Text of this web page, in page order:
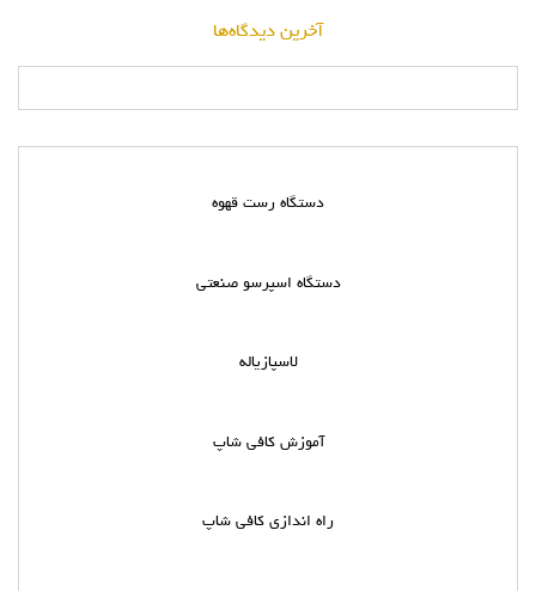
آخرین دیدگاه‌ها
دستگاه رست قهوه
دستگاه اسپرسو صنعتی
لاسپازیاله
آموزش کافی شاپ
راه اندازی کافی شاپ